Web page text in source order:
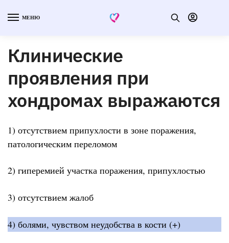
МЕНЮ
Клинические
проявления при
хондромах выражаются
1) отсутствием припухлости в зоне поражения,
патологическим переломом
2) гиперемией участка поражения, припухлостью
3) отсутствием жалоб
4) болями, чувством неудобства в кости (+)